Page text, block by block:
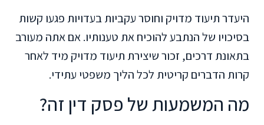
היעדר תיעוד מדויק וחוסר עקביות בעדויות פגעו קשות
בסיכויו של הנתבע להוכיח את טענותיו. אם אתה מעורב
בתאונת דרכים, זכור שיצירת תיעוד מדויק מיד לאחר
קרות הדברים קריטית לכל הליך משפטי עתידי.
מה המשמעות של פסק דין זה?